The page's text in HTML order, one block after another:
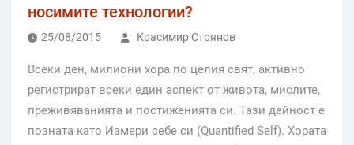
носимите технологии?
25/08/2015 Красимир Стоянов
Всеки ден, милиони хора по целия свят, активно
регистрират всеки един аспект от живота, мислите,
преживяванията и постиженията си. Тази дейност е
позната като Измери себе си (Quantified Self). Хората